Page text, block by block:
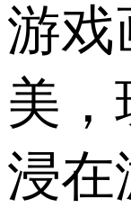
游戏
美，
浸在